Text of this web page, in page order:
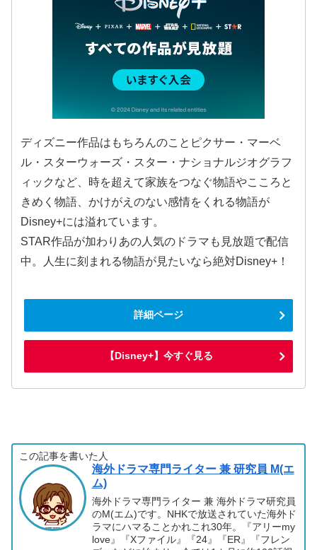
ディズニー作品はもちろんのことピクサー・マーベ
ル・スターウォーズ・スター・ナショナルジオグラフ
ィックなど、時を超えて家族をつなぐ物語やこころと
きめく物語、かけがえのない感情をくれる物語が
Disney+には溢れています。
STAR作品が加わりあの人気のドラマも見放題で配信
中。人生に刻まれる物語が見たいなら絶対Disney+！
詳細ページ
【Disney+】今すぐ見る
この記事を書いた人
海外ドラマ専門ライター 兼 研究員 M(エ
ム)
海外ドラマ専門ライター 兼 海外ドラマ研究員
のM(エム)です。NHKで放送されていた海外ド
ラマにハマることかれこれ30年。『アリーmy
love』『Xファイル』『24』『ER』『フレン